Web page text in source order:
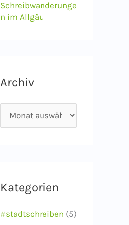
Schreibwanderunge
n im Allgäu
Archiv
r
Kategorien
#stadtschreiben (5)